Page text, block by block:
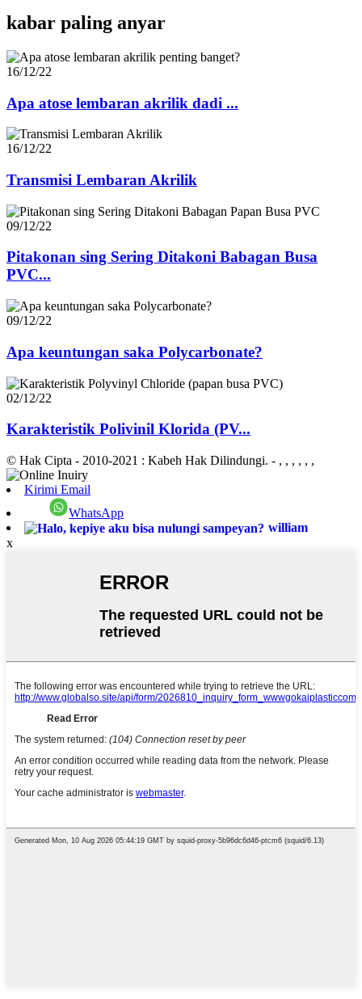
kabar paling anyar
16/12/22
Apa atose lembaran akrilik dadi ...
16/12/22
Transmisi Lembaran Akrilik
09/12/22
Pitakonan sing Sering Ditakoni Babagan Busa
PVC...
09/12/22
Apa keuntungan saka Polycarbonate?
02/12/22
Karakteristik Polivinil Klorida (PV...
© Hak Cipta - 2010-2021 : Kabeh Hak Dilindungi. - , , , , , ,
Kirimi Email
WhatsApp
william
x